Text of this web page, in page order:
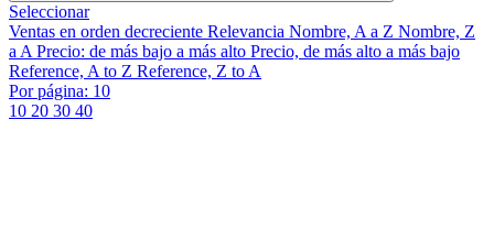
Seleccionar
Ventas en orden decreciente Relevancia Nombre, A a Z Nombre, Z
a A Precio: de más bajo a más alto Precio, de más alto a más bajo
Reference, A to Z Reference, Z to A
Por página: 10
10 20 30 40